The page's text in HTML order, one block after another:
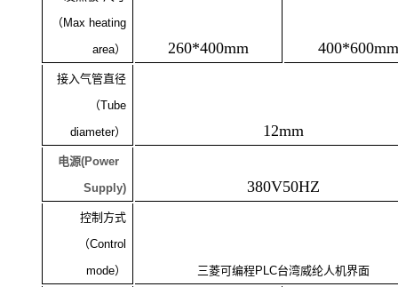
（ Max heating
area） 260*400mm 400*600mm
接入气管直径
（Tube
diameter） 12mm
电源(Power
Supply)
380V50HZ
控制方式
（Control
mode） 三菱可编程PLC台湾威纶人机界面